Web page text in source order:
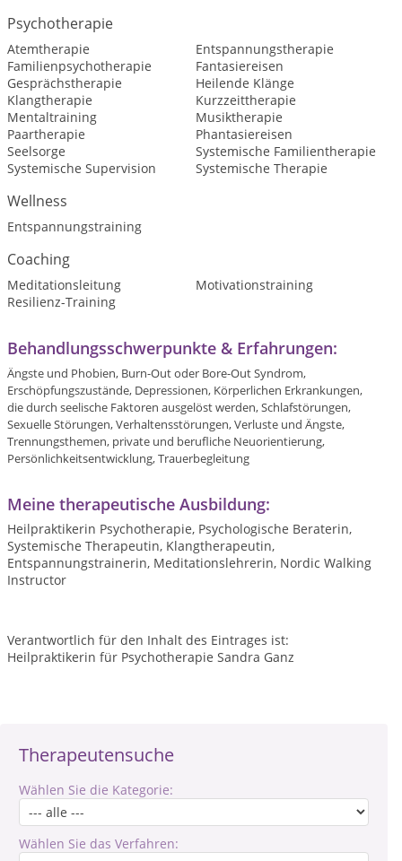
Therapeutensuche
Wählen Sie die Kategorie:
Wählen Sie das Verfahren:
Psychotherapie
Atemtherapie
Entspannungstherapie
Familienpsychotherapie
Fantasiereisen
Gesprächstherapie
Heilende Klänge
Klangtherapie
Kurzzeittherapie
Mentaltraining
Musiktherapie
Paartherapie
Phantasiereisen
Seelsorge
Systemische Familientherapie
Systemische Supervision
Systemische Therapie
Wellness
Entspannungstraining
Coaching
Meditationsleitung
Motivationstraining
Resilienz-Training
Behandlungsschwerpunkte & Erfahrungen:
Ängste und Phobien, Burn-Out oder Bore-Out Syndrom,
Erschöpfungszustände, Depressionen, Körperlichen Erkrankungen,
die durch seelische Faktoren ausgelöstwerden,Schlafstörungen,
Sexuelle Störungen,Verhaltensstörungen, Verluste und Ängste,
Trennungsthemen, private und berufliche Neuorientierung,
Persönlichkeitsentwicklung, Trauerbegleitung
Meine therapeutische Ausbildung:
Heilpraktikerin Psychotherapie, Psychologische Beraterin,
Systemische Therapeutin, Klangtherapeutin,
Entspannungstrainerin, Meditationslehrerin, Nordic Walking
Instructor
Verantwortlich für den Inhalt des Eintrages ist:
Heilpraktikerin für Psychotherapie Sandra Ganz